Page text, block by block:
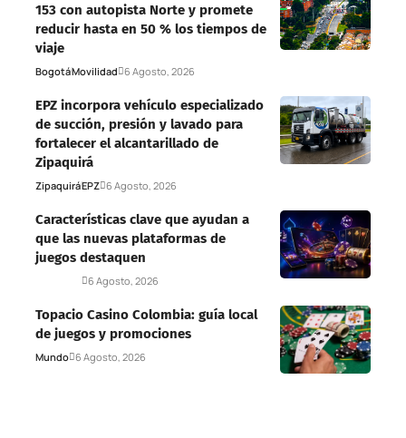
153 con autopista Norte y promete
reducir hasta en 50 % los tiempos de
viaje
BogotáMovilidad 6 Agosto, 2026
EPZ incorpora vehículo especializado
de succión, presión y lavado para
fortalecer el alcantarillado de
Zipaquirá
ZipaquiráEPZ 6 Agosto, 2026
Características clave que ayudan a
que las nuevas plataformas de
juegos destaquen
6 Agosto, 2026
Topacio Casino Colombia: guía local
de juegos y promociones
Mundo 6 Agosto, 2026